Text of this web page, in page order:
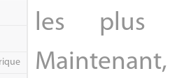
les plus